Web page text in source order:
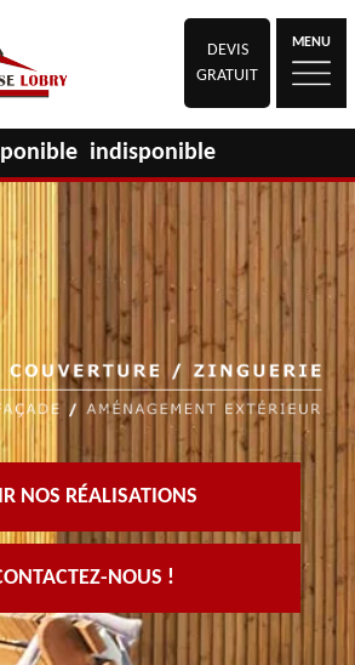
DEVIS
GRATUIT
MENU
indisponible
NOS RÉALISATIONS
NOUS !